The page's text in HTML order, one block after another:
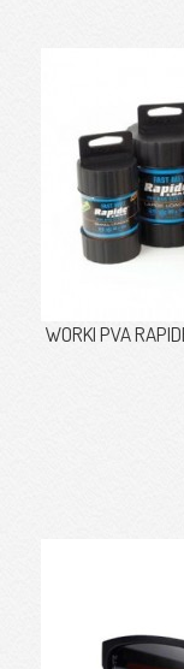
WORKI PVA